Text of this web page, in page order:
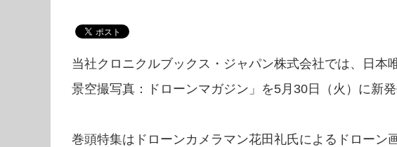
当社クロニクルブックス・ジャパン株式会社では、日本
景空撮写真：ドローンマガジン」を5月30日（火）に新発
巻頭特集はドローンカメラマン花田礼氏によるドローン